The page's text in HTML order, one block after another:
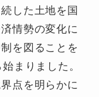
した土地を国
情勢の変化に
を図ることを
まりました。
点を明らかに